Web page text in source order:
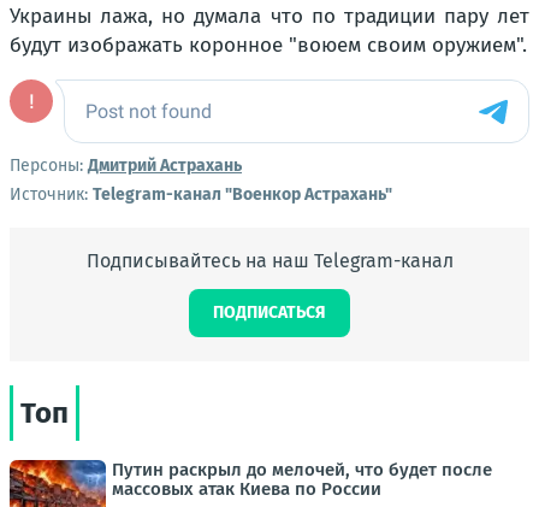
Украины лажа, но думала что по традиции пару лет
будут изображать коронное "воюем своим оружием".
Персоны: Дмитрий Астрахань
Источник: Telegram-канал "Военкор Астрахань"
Подписывайтесь на наш Telegram-канал
ПОДПИСАТЬСЯ
Топ
Путин раскрыл до мелочей, что будет после
массовых атак Киева по России